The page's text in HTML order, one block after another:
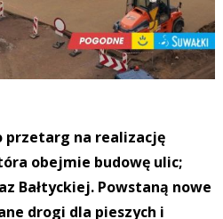
przetarg na realizację
obejmie budowę ulic;
Bałtyckiej. Powstaną nowe
drogi dla pieszych i